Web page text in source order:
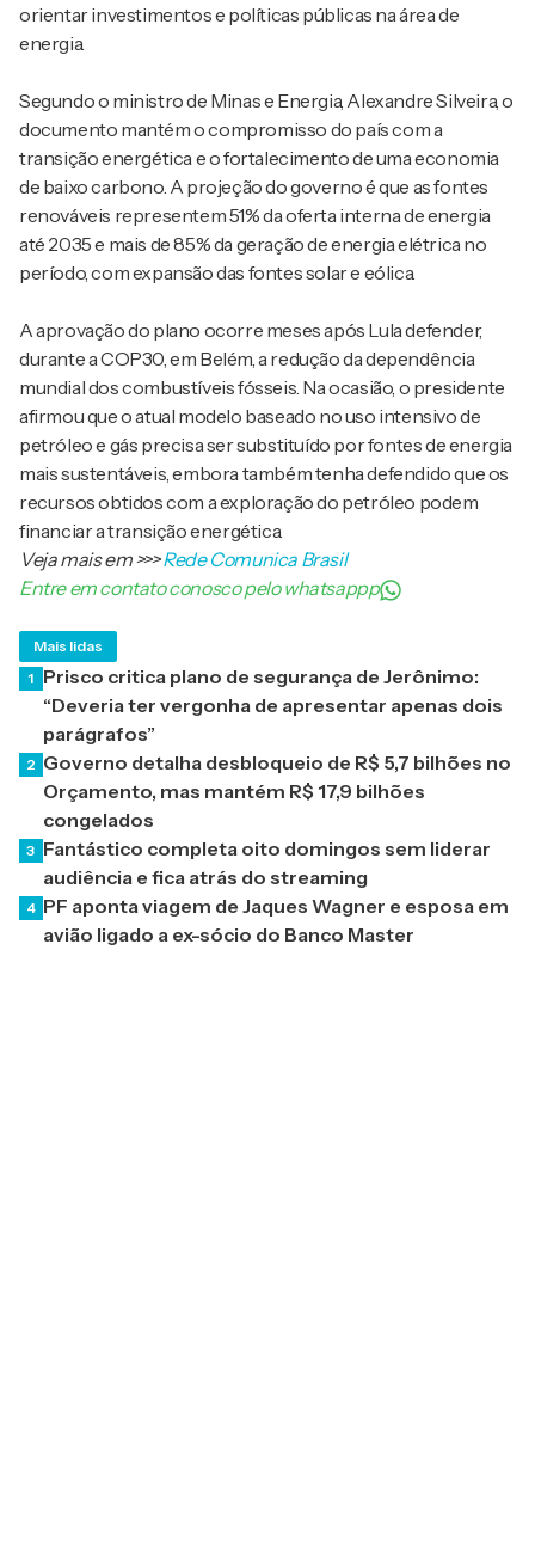
orientar investimentos e políticas públicas na área de
energia.
Segundo o ministro de Minas e Energia, Alexandre Silveira, o
documento mantém o compromisso do país com a
transição energética e o fortalecimento de uma economia
de baixo carbono. A projeção do governo é que as fontes
renováveis representem 51% da oferta interna de energia
até 2035 e mais de 85% da geração de energia elétrica no
período, com expansão das fontes solar e eólica.
A aprovação do plano ocorre meses após Lula defender,
durante a COP30, em Belém, a redução da dependência
mundial dos combustíveis fósseis. Na ocasião, o presidente
afirmou que o atual modelo baseado no uso intensivo de
petróleo e gás precisa ser substituído por fontes de energia
mais sustentáveis, embora também tenha defendido que os
recursos obtidos com a exploração do petróleo podem
financiar a transição energética.
Veja mais em>>>Rede Comunica Brasil
Entre em contato conosco pelo whatsappp
Mais lidas
1 Prisco critica plano de segurança de Jerônimo:
“Deveria ter vergonha de apresentar apenas dois
parágrafos”
2 Governo detalha desbloqueio de R$ 5,7 bilhões no
Orçamento, mas mantém R$ 17,9 bilhões
congelados
3 Fantástico completa oito domingos sem liderar
audiência e fica atrás do streaming
4 PF aponta viagem de Jaques Wagner e esposa em
avião ligado a ex-sócio do Banco Master